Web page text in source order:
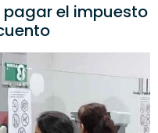
el impuesto